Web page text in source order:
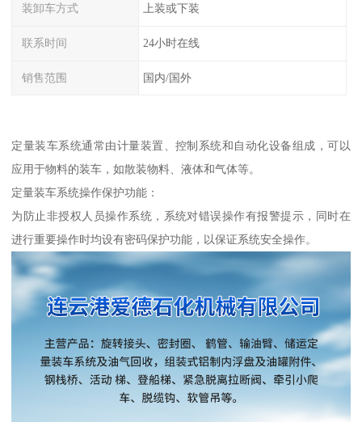
装卸车方式 上装或下装
联系时间 24小时在线
销售范围 国内/国外
定量装车系统通常由计量装置、控制系统和自动化设备组成，可以
应用于物料的装车，如散装物料、液体和气体等。
定量装车系统操作保护功能：
为防止非授权人员操作系统，系统对错误操作有报警提示，同时在
进行重要操作时均设有密码保护功能，以保证系统安全操作。